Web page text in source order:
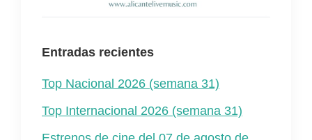
Entradas recientes
Top Nacional 2026 (semana 31)
Top Internacional 2026 (semana 31)